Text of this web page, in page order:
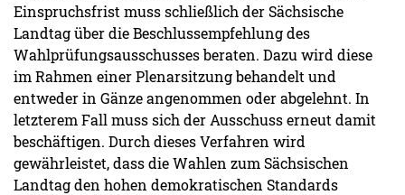
Einspruchsfrist muss schließlich der Sächsische
Landtag über die Beschlussempfehlung des
Wahlprüfungsausschusses beraten. Dazu wird diese
im Rahmen einer Plenarsitzung behandelt und
entweder in Gänze angenommen oder abgelehnt. In
letzterem Fall muss sich der Ausschuss erneut damit
beschäftigen. Durch dieses Verfahren wird
gewährleistet, dass die Wahlen zum Sächsischen
Landtag den hohen demokratischen Standards